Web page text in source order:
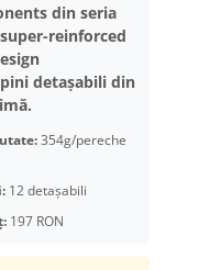
în componente premium
NANO cu tehnologie
din seria
reinforced
detașabili din
354g/pereche
12 detașabili
197 RON